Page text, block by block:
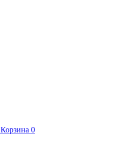
Корзина 0